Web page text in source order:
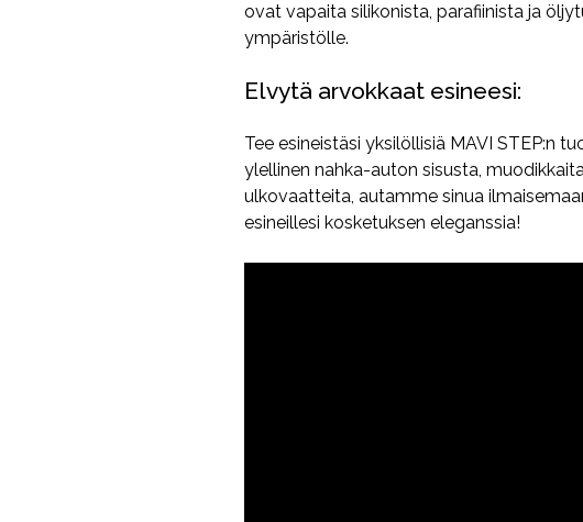
ovat vapaita silikonista, parafiinista ja
ympäristölle.
Elvytä arvokkaat esineesi:
Tee esineistäsi yksilöllisiä MAVI STEP:n
ylellinen nahka-auton sisusta,
ulkovaatteita, autamme sinua
esineillesi kosketuksen eleganssia!